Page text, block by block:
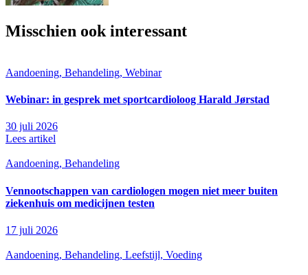
Misschien ook interessant
Aandoening, Behandeling, Webinar
Webinar: in gesprek met sportcardioloog Harald Jørstad
30 juli 2026
Lees artikel
Aandoening, Behandeling
Vennootschappen van cardiologen mogen niet meer buiten
ziekenhuis om medicijnen testen
17 juli 2026
Aandoening, Behandeling, Leefstijl, Voeding